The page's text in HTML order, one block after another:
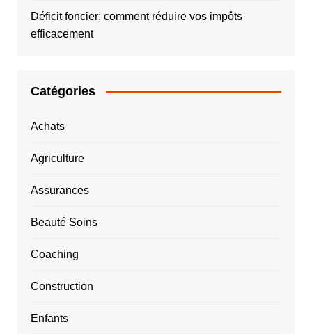
Déficit foncier: comment réduire vos impôts
efficacement
Catégories
Achats
Agriculture
Assurances
Beauté Soins
Coaching
Construction
Enfants